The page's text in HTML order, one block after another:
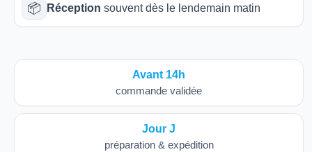
📦 Réception souvent dès le lendemain matin
Avant 14h
commande validée
Jour J
préparation & expédition